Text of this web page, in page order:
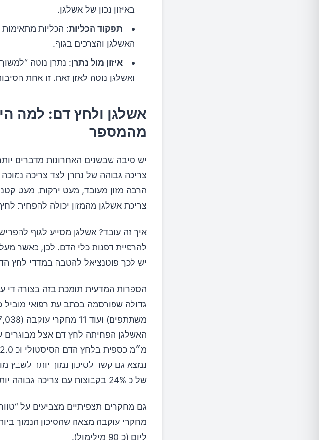
באיזון נכון של אשלגן.
תפקוד הכליות: הכליות
האשלגן והצרכים בגוף.
איזון מול נתרן: נתרן נוטה
ואשלגן נוטה לאזן זאת. זו אחת
אשלגן ולחץ דם: למה
מהמספר
יש סיבה שבשנים האחרונות מדברים
צריכה גבוהה של נתרן לצד צריכה
הרבה מזון מעובד, מעט ירקות, מעט
צריכת אשלגן מהמזון יכולה להפחית
איך זה עובד? אשלגן מסייע לגוף
להרפיית דפנות כלי הדם. לכן, כאשר
יש לכך פוטנציאל להטבה במדדי לחץ
הספרות המדעית תומכת בזה בצורה די
של כ 24% בקבוצות עם צריכה גבוהה יותר.
גם מחקרים תצפיתיים מצביעים על
ליום (כ 90 מילימול).